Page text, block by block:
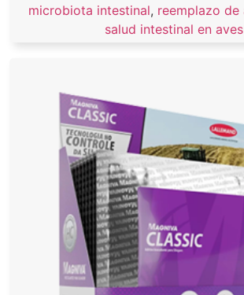
microbiota intestinal, reemplazo
salud intestinal en aves